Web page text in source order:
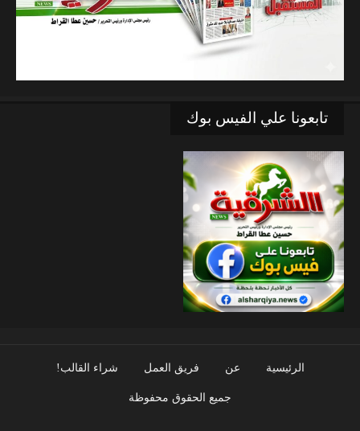
تابعونا علي الفيس بوك
الرئيسية عن فريق العمل شراء القالب!
جميع الحقوق محفوظة